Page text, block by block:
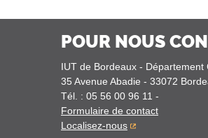
POUR NOUS
IUT de Bordeaux - Département
35 Avenue Abadie - 33072
Tél. : 05 56 00 96 11 -
Formulaire de contact
Localisez-nous